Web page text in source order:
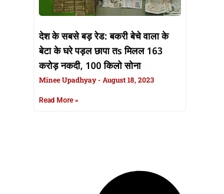
देश के सबसे बड़ रेड: बकरी बेचे वाला के
बेटा के घरे पड़ल छापा तs मिलल 163
करोड़ नकदी, 100 किलो सोना
Minee Upadhyay August 18, 2023
Read More »